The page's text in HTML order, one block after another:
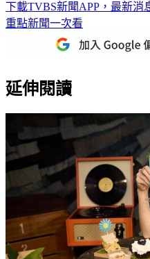
下載TVBS新聞APP，最新消
重點新聞一次看
延伸閱讀